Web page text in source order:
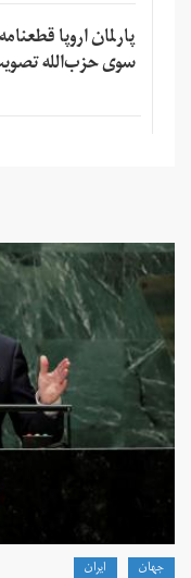
پارلمان اروپا
سوی حزب‌الله
جهان ايران